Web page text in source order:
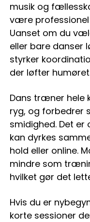
musik og
være
Uanset om du
eller bare danser
styrker
der løfter
Dans træner hele
ryg, og forbedrer
smidighed. Det er
kan dyrkes
hold eller online.
mindre som
hvilket gør det
Hvis du er
korte sessioner